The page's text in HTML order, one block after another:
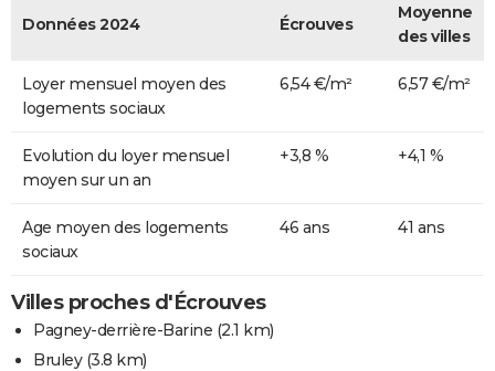
Données 2024 Écrouves
Moyenne
des villes
Loyer mensuel moyen des
logements sociaux
6,54 €/m² 6,57 €/m²
Evolution du loyer mensuel
moyen sur un an
+3,8 % +4,1 %
Age moyen des logements
sociaux
46 ans 41 ans
Villes proches d'Écrouves
Pagney-derrière-Barine (2.1 km)
Bruley(3.8 km)